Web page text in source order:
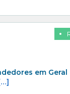
em Geral